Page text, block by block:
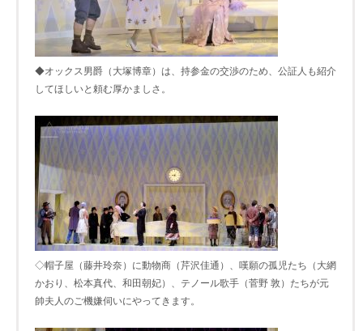
◆オックス男爵（大塚博章）は、持参金の交渉のため、公証人も紹介
してほしいと頼む厚かましさ。
◇帽子屋（藤井玲奈）に動物商（芹沢佳通）、嘆願の孤児たち（大網
かおり、松本真代、和田朝妃）、テノール歌手（菅野 敦）たちが元
帥夫人のご機嫌伺いにやってきます。